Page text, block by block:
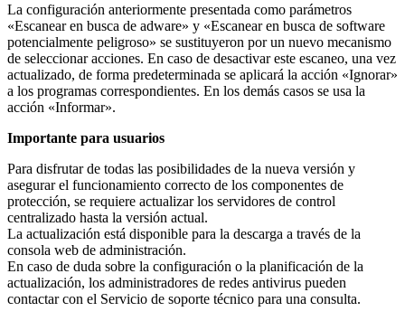
La configuración anteriormente presentada como parámetros
«Escanear en busca de adware» y «Escanear en busca de software
potencialmente peligroso» se sustituyeron por un nuevo mecanismo
de seleccionar acciones. En caso de desactivar este escaneo, una vez
actualizado, de forma predeterminada se aplicará la acción «Ignorar»
a los programas correspondientes. En los demás casos se usa la
acción «Informar».
Importante para usuarios
Para disfrutar de todas las posibilidades de la nueva versión y
asegurar el funcionamiento correcto de los componentes de
protección, se requiere actualizar los servidores de control
centralizado hasta la versión actual.
La actualización está disponible para la descarga a través de la
consola web de administración.
En caso de duda sobre la configuración o la planificación de la
actualización, los administradores de redes antivirus pueden
contactar con el Servicio de soporte técnico para una consulta.